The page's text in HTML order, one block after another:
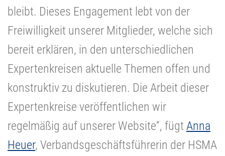
bleibt. Dieses Engagement lebt von der
Freiwilligkeit unserer Mitglieder, welche sich
bereit erklären, in den unterschiedlichen
Expertenkreisen aktuelle Themen offen und
konstruktiv zu diskutieren. Die Arbeit dieser
Expertenkreise veröffentlichen wir
regelmäßig auf unserer Website“, fügt Anna
Heuer, Verbandsgeschäftsführerin der HSMA